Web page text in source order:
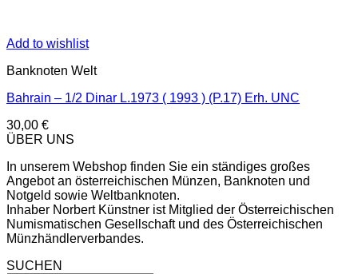
Add to wishlist
Banknoten Welt
Bahrain – 1/2 Dinar L.1973 ( 1993 ) (P.17) Erh. UNC
30,00 €
ÜBER UNS
In unserem Webshop finden Sie ein ständiges großes
Angebot an österreichischen Münzen, Banknoten und
Notgeld sowie Weltbanknoten.
Inhaber Norbert Künstner ist Mitglied der Österreichischen
Numismatischen Gesellschaft und des Österreichischen
Münzhändlerverbandes.
SUCHEN